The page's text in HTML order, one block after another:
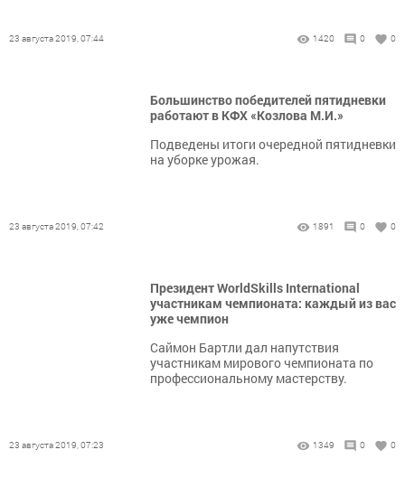
23 августа 2019, 07:44 1420 0 0
Большинство победителей пятидневки
работают в КФХ «Козлова М.И.»
Подведены итоги очередной пятидневки
на уборке урожая.
23 августа 2019, 07:42 1891 0 0
Президент WorldSkills International
участникам чемпионата: каждый из вас
уже чемпион
Саймон Бартли дал напутствия
участникам мирового чемпионата по
профессиональному мастерству.
23 августа 2019, 07:23 1349 0 0